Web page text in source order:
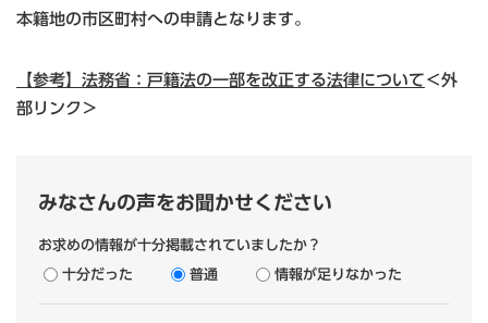
本籍地の市区町村への申請となります。
【参考】法務省：戸籍法の一部を改正する法律について ＜外
部リンク＞
みなさんの声をお聞かせください
お求めの情報が十分掲載されていましたか？
十分だった 普通 情報が足りなかった